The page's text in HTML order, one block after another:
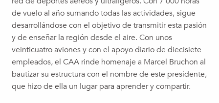
de vuelo al año sumando todas las actividades, sigue
desarrollándose con el objetivo de transmitir esta pasión
y de enseñar la región desde el aire. Con unos
veinticuatro aviones y con el apoyo diario de diecisiete
empleados, el CAA rinde homenaje a Marcel Bruchon al
bautizar su estructura con el nombre de este presidente,
que hizo de ella un lugar para aprender y compartir.